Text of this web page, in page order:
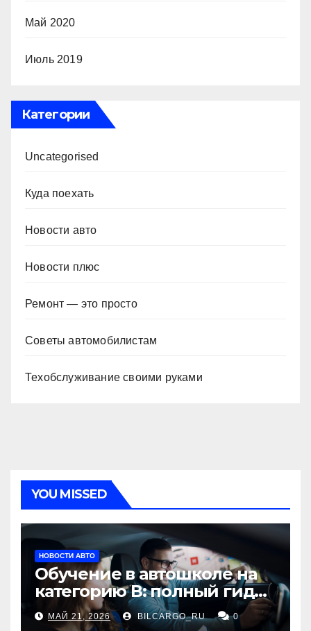
Май 2020
Июль 2019
Категории
Uncategorised
Куда поехать
Новости авто
Новости плюс
Ремонт — это просто
Советы автомобилистам
Техобслуживание своими руками
YOU MISSED
НОВОСТИ АВТО
Обучение в автошколе на
категорию В: полный гид
для будущих водителей
МАЙ 21, 2026 BILCARGO_RU 0